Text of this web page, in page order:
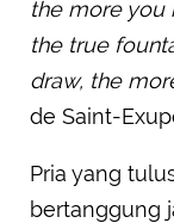
the more you
the true
draw, the
de Saint-
Pria yang
bertanggung